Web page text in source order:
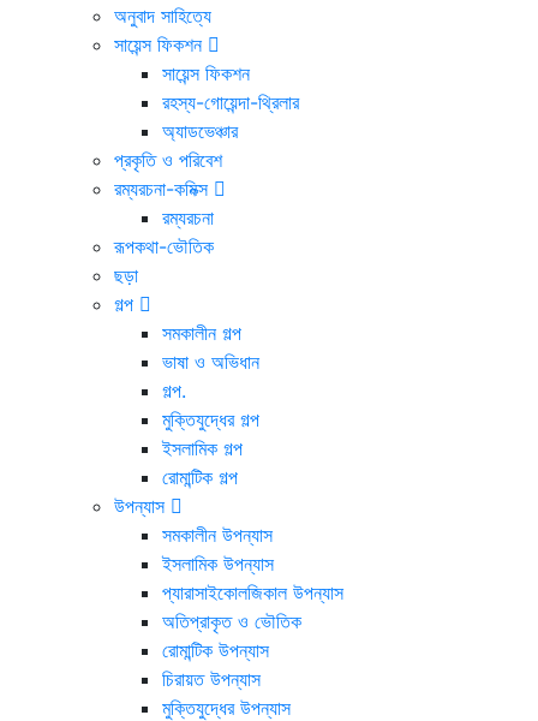
অনুবাদ সাহিত্যে
সায়েন্স ফিকশন
সায়েন্স ফিকশন
রহস্য-গোয়েন্দা-থ্রিলার
অ্যাডভেঞ্চার
প্রকৃতি ও পরিবেশ
রম্যরচনা-কমিক্স
রম্যরচনা
রূপকথা-ভৌতিক
ছড়া
গল্প
সমকালীন গল্প
ভাষা ও অভিধান
গল্প.
মুক্তিযুদ্ধের গল্প
ইসলামিক গল্প
রোমান্টিক গল্প
উপন্যাস
সমকালীন উপন্যাস
ইসলামিক উপন্যাস
প্যারাসাইকোলজিকাল উপন্যাস
অতিপ্রাকৃত ও ভৌতিক
রোমান্টিক উপন্যাস
চিরায়ত উপন্যাস
মুক্তিযুদ্ধের উপন্যাস